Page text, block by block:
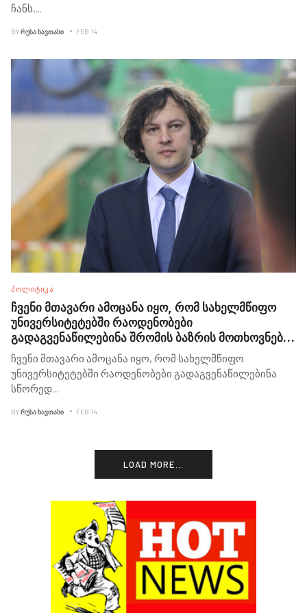
ჩანს,...
BYᲠᲣᲡᲐ ᲮᲐᲕᲗᲐᲡᲘ FEB 14
ᲞᲝᲚᲘᲢᲘᲙᲐ
ჩვენი მთავარი ამოცანა იყო, რომ სახელმწიფო
უნივერსიტეტებში რაოდენობები
გადაგვენაწილებინა შრომის ბაზრის მოთხოვნების
შესაბამისად - პრემიერი
ჩვენი მთავარი ამოცანა იყო, რომ სახელმწიფო
უნივერსიტეტებში რაოდენობები გადაგვენაწილებინა
სწორედ...
BYᲠᲣᲡᲐ ᲮᲐᲕᲗᲐᲡᲘ FEB 14
LOAD MORE...